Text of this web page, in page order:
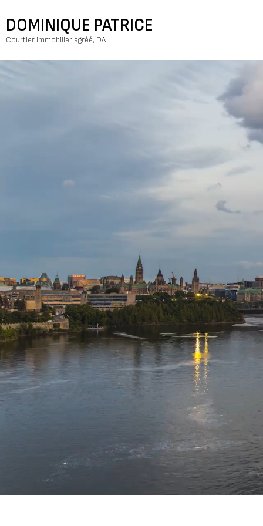
DOMINIQUE PATRICE
Courtier immobilier agréé, DA